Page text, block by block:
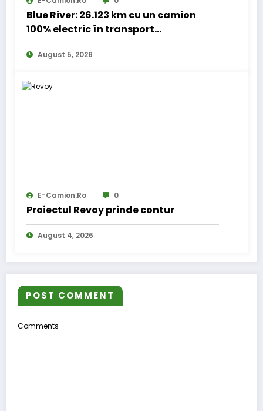
Blue River: 26.123 km cu un camion
100% electric în transport
internațional
August 5, 2026
E-Camion.ro 0
Proiectul Revoy prinde contur
August 4, 2026
POST COMMENT
Comments